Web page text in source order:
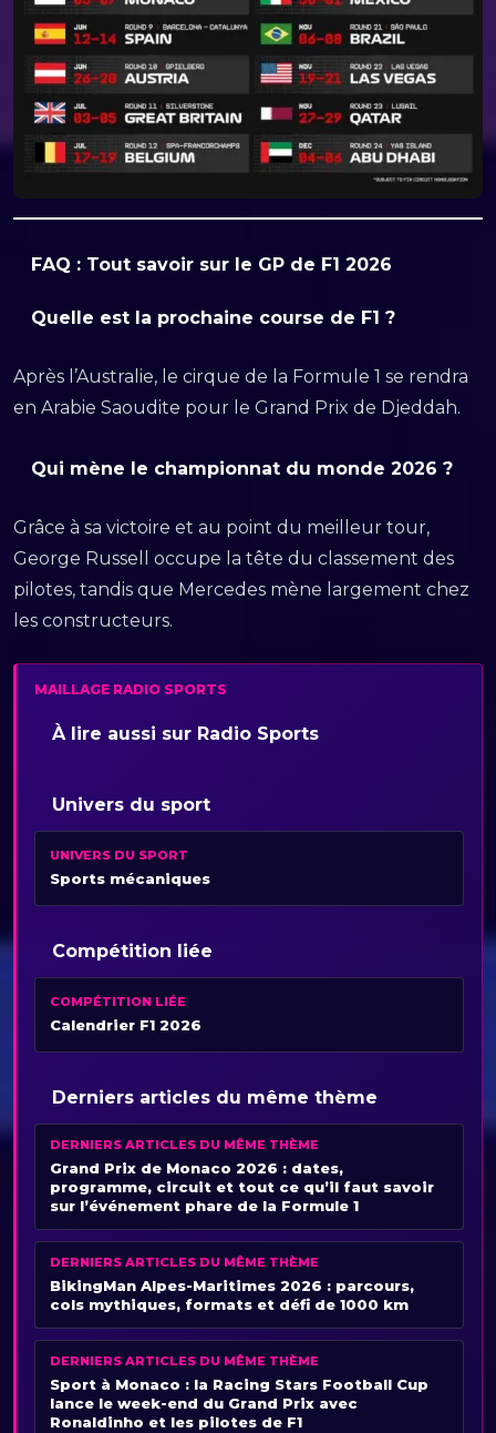
FAQ : Tout savoir sur le GP de F1 2026
Quelle est la prochaine course de F1 ?
Après l’Australie, le cirque de la Formule 1 se rendra
en Arabie Saoudite pour le Grand Prix de Djeddah.
Qui mène le championnat du monde 2026 ?
Grâce à sa victoire et au point du meilleur tour,
George Russell occupe la tête du classement des
pilotes, tandis que Mercedes mène largement chez
les constructeurs.
MAILLAGE RADIO SPORTS
À lire aussi sur Radio Sports
Univers du sport
UNIVERS DU SPORT
Sports mécaniques
Compétition liée
COMPÉTITION LIÉE
Calendrier F1 2026
Derniers articles du même thème
DERNIERS ARTICLES DU MÊME THÈME
Grand Prix de Monaco 2026 : dates,
programme, circuit et tout ce qu’il faut savoir
sur l’événement phare de la Formule 1
DERNIERS ARTICLES DU MÊME THÈME
BikingMan Alpes-Maritimes 2026 : parcours,
cols mythiques, formats et défi de 1000 km
DERNIERS ARTICLES DU MÊME THÈME
Sport à Monaco : la Racing Stars Football Cup
lance le week-end du Grand Prix avec
Ronaldinho et les pilotes de F1